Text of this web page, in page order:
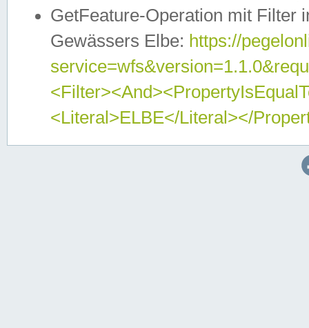
GetFeature-Operation mit Filter
Gewässers Elbe: https://
<Literal>ELBE</Literal></